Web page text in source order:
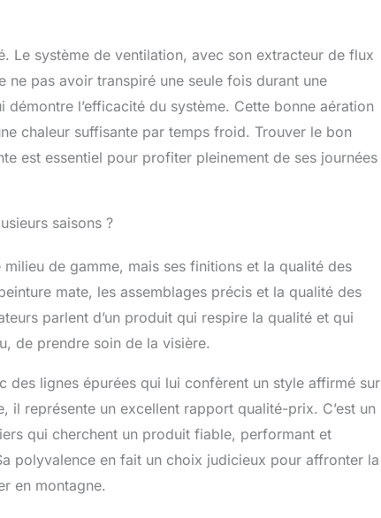
Le système de ventilation, avec son extracteur de flux
ne pas avoir transpiré une seule fois durant une
l’efficacité du système. Cette bonne aération
chaleur suffisante par temps froid. Trouver le bon
est essentiel pour profiter pleinement de ses journées
saisons ?
de gamme, mais ses finitions et la qualité des
mate, les assemblages précis et la qualité des
parlent d’un produit qui respire la qualité et qui
de prendre soin de la visière.
lignes épurées qui lui confèrent un style affirmé sur
représente un excellent rapport qualité-prix. C’est un
qui cherchent un produit fiable, performant et
polyvalence en fait un choix judicieux pour affronter la
en montagne.